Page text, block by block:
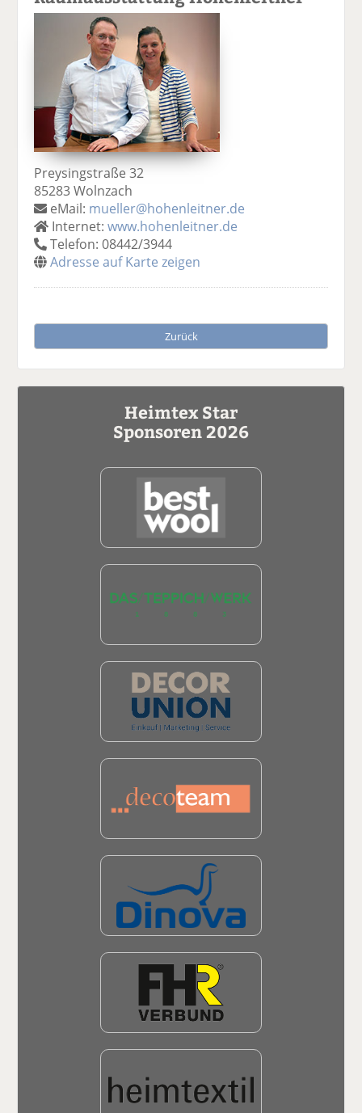
Preysingstraße 32
85283 Wolnzach
eMail: mueller@hohenleitner.de
Internet:www.hohenleitner.de
Telefon: 08442/3944
Adresse auf Karte zeigen
Zurück
Heimtex Star
Sponsoren 2026